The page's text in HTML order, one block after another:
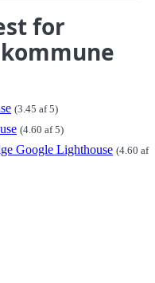
for
(3.45 af 5)
(4.60 af 5)
Google Lighthouse (4.60 af